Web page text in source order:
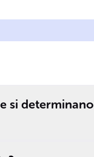
di Sirio
si determinano